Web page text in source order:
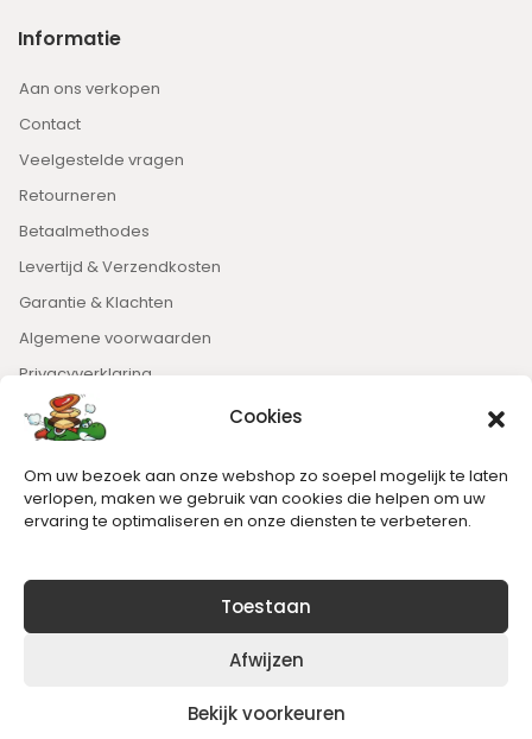
Cookies
Om uw bezoek aan onze webshop zo soepel mogelijk te laten
verlopen, maken we gebruik van cookies die helpen om uw
ervaring te optimaliseren en onze diensten te verbeteren.
Toestaan
Afwijzen
Bekijk voorkeuren
Informatie
Aan ons verkopen
Contact
Veelgestelde vragen
Retourneren
Betaalmethodes
Levertijd & Verzendkosten
Garantie & Klachten
Algemene voorwaarden
Privacyverklaring
Nieuwsbrief
Blijft op de hoogte van het laatste nieuws.